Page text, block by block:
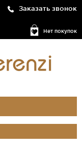
Заказать звонок
Нет покупок